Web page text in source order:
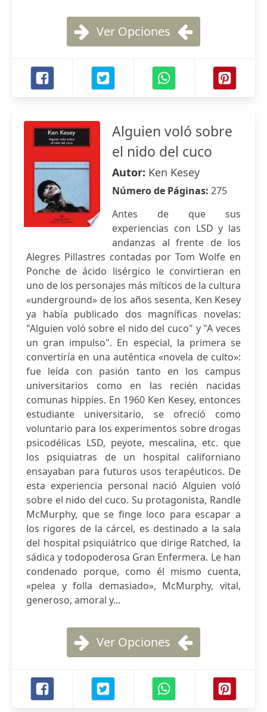
Ver Opciones
Alguien voló sobre
el nido del cuco
Autor: Ken Kesey
Número de Páginas: 275
Antes de que sus
experiencias con LSD y las
andanzas al frente de los
Alegres Pillastres contadas por Tom Wolfe en
Ponche de ácido lisérgico le convirtieran en
uno de los personajes más míticos de la cultura
«underground» de los años sesenta, Ken Kesey
ya había publicado dos magníficas novelas:
"Alguien voló sobre el nido del cuco" y "A veces
un gran impulso". En especial, la primera se
convertiría en una auténtica «novela de culto»:
fue leída con pasión tanto en los campus
universitarios como en las recién nacidas
comunas hippies. En 1960 Ken Kesey, entonces
estudiante universitario, se ofreció como
voluntario para los experimentos sobre drogas
psicodélicas LSD, peyote, mescalina, etc. que
los psiquiatras de un hospital californiano
ensayaban para futuros usos terapéuticos. De
esta experiencia personal nació Alguien voló
sobre el nido del cuco. Su protagonista, Randle
McMurphy, que se finge loco para escapar a
los rigores de la cárcel, es destinado a la sala
del hospital psiquiátrico que dirige Ratched, la
sádica y todopoderosa Gran Enfermera. Le han
condenado porque, como él mismo cuenta,
«pelea y folla demasiado», McMurphy, vital,
generoso, amoral y...
Ver Opciones